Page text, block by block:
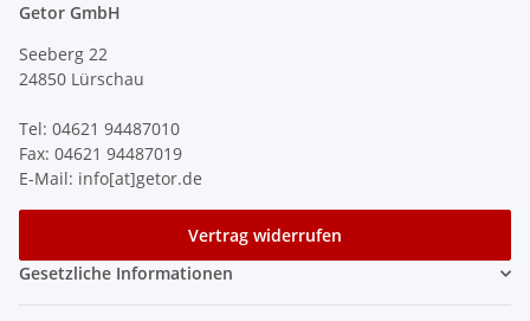
Getor GmbH
Seeberg 22
24850 Lürschau
Tel: 04621 94487010
Fax: 04621 94487019
E-Mail: info[at]getor.de
Vertrag widerrufen
Gesetzliche Informationen